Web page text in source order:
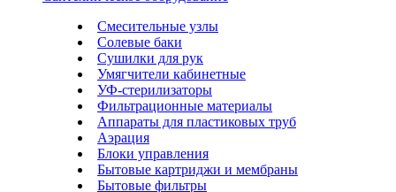
Смесительные узлы
Солевые баки
Сушилки для рук
Умягчители кабинетные
УФ-стерилизаторы
Фильтрационные материалы
Аппараты для пластиковых труб
Аэрация
Блоки управления
Бытовые картриджи и мембраны
Бытовые фильтры